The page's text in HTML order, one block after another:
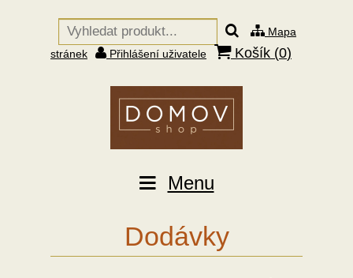
Mapa
stránek
Přihlášení uživatele Košík (0)
Menu
Dodávky